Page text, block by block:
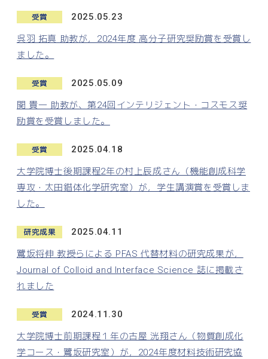
受賞 2025.05.23
呉羽 拓真 助教が，2024年度 高分子研究奨励賞を受賞し
ました。
受賞 2025.05.09
関 貴一 助教が、第24回インテリジェント・コスモス奨
励賞を受賞しました。
受賞 2025.04.18
大学院博士後期課程2年の村上辰成さん（機能創成科学
専攻・太田錯体化学研究室）が，学生講演賞を受賞しま
した。
研究成果 2025.04.11
鷺坂将伸 教授らによる PFAS 代替材料の研究成果が，
Journal of Colloid and Interface Science 誌に掲載さ
れました
受賞 2024.11.30
大学院博士前期課程１年の古屋 洸翔さん（物質創成化
学コース・鷺坂研究室）が，2024年度材料技術研究協